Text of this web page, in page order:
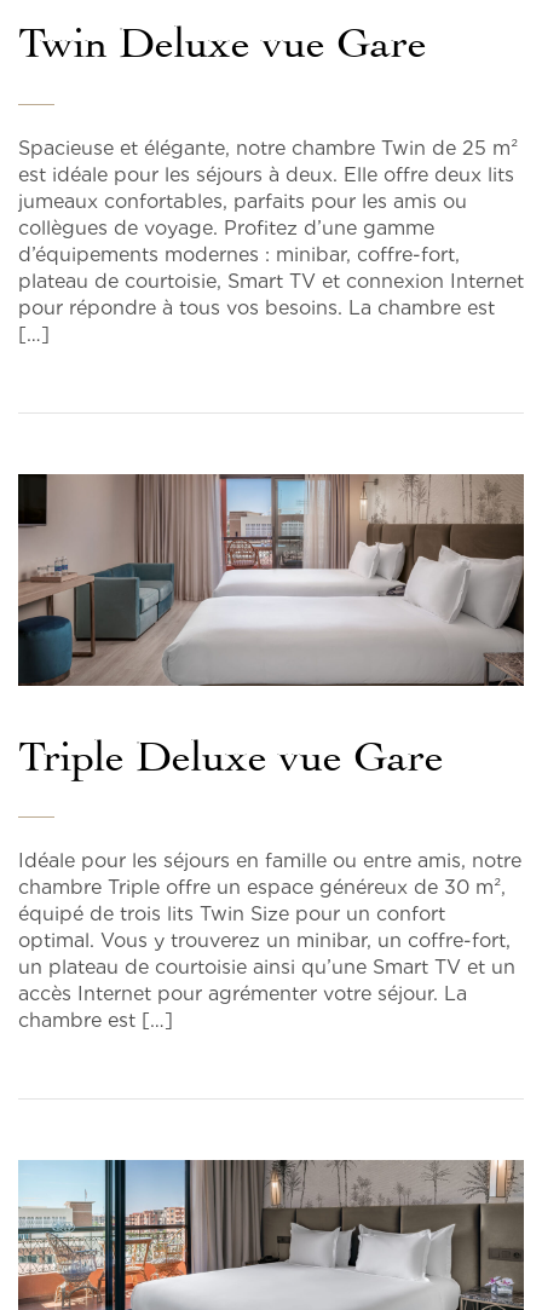
Twin Deluxe vue Gare
Spacieuse et élégante, notre chambre Twin de 25 m²
est idéale pour les séjours à deux. Elle offre deux lits
jumeaux confortables, parfaits pour les amis ou
collègues de voyage. Profitez d’une gamme
d’équipements modernes : minibar, coffre-fort,
plateau de courtoisie, Smart TV et connexion Internet
pour répondre à tous vos besoins. La chambre est
[…]
Triple Deluxe vue Gare
Idéale pour les séjours en famille ou entre amis, notre
chambre Triple offre un espace généreux de 30 m²,
équipé de trois lits Twin Size pour un confort
optimal. Vous y trouverez un minibar, un coffre-fort,
un plateau de courtoisie ainsi qu’une Smart TV et un
accès Internet pour agrémenter votre séjour. La
chambre est […]